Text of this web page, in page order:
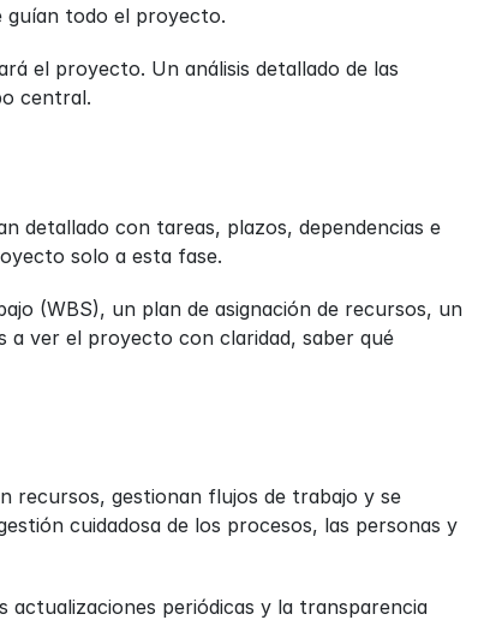
guían todo el proyecto.
el proyecto. Un análisis detallado de las
central.
detallado con tareas, plazos, dependencias e
solo a esta fase.
(WBS), un plan de asignación de recursos, un
a ver el proyecto con claridad, saber qué
recursos, gestionan flujos de trabajo y se
cuidadosa de los procesos, las personas y
actualizaciones periódicas y la transparencia